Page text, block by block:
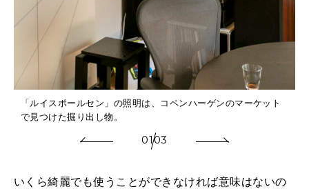
「ルイスポールセン」の照明は、コペンハーゲンのマーケット
で見つけた掘り出し物。
0103
いくら綺麗でも使うことができなければ意味はないの